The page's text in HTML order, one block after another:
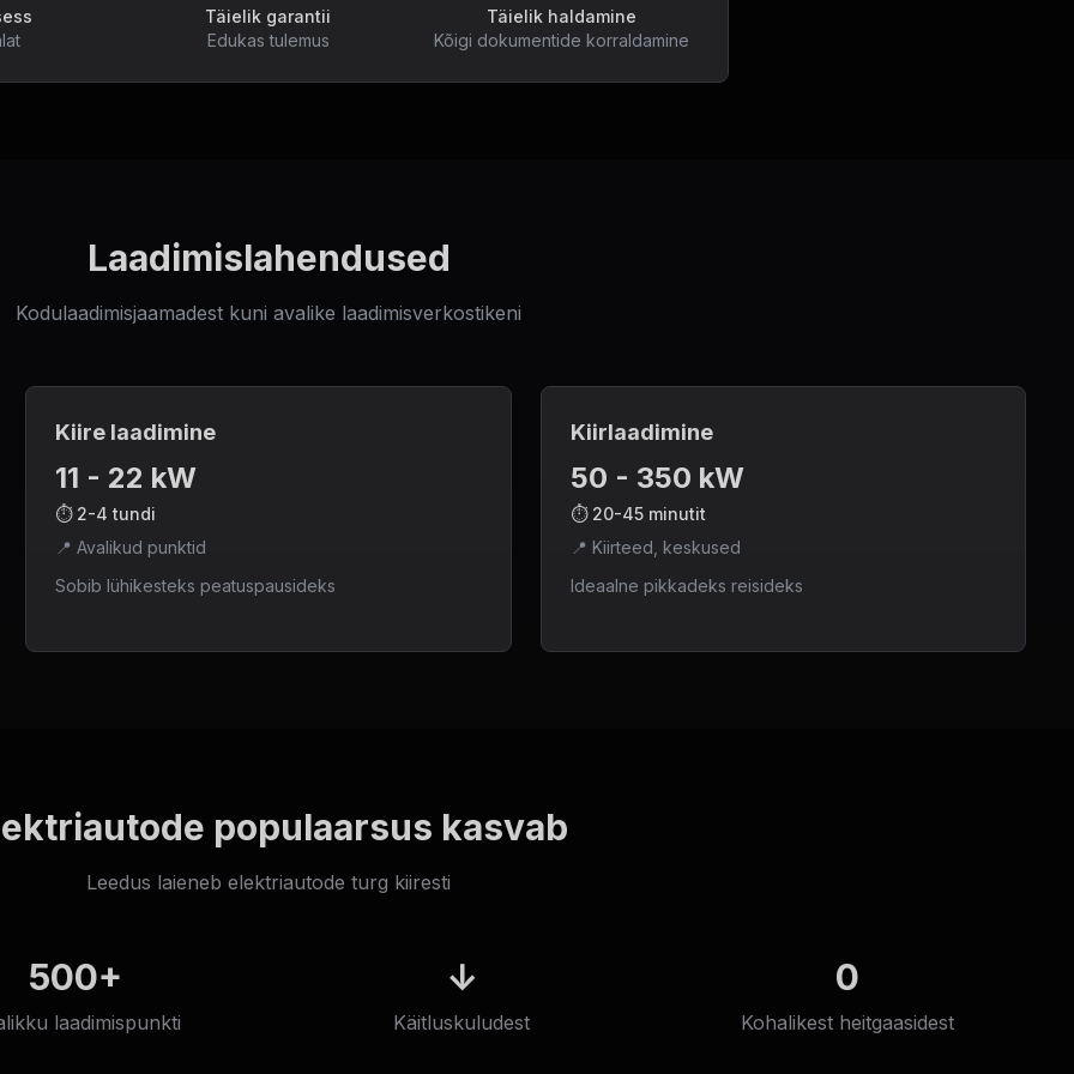
Täielik garantii
Edukas tulemus
Täielik haldamine
Kõigi dokumentide korraldamine
Laadimislahendused
Kodulaadimisjaamadest kuni avalike laadimisverkostikeni
Kiire laadimine
11 - 22 kW
⏱️ 2-4 tundi
📍Avalikud punktid
Sobib lühikesteks peatuspausideks
Kiirlaadimine
50 - 350 kW
⏱️ 20-45 minutit
📍 Kiirteed, keskused
Ideaalne pikkadeks reisideks
populaarsus kasvab
Leedus laieneb elektriautode turg kiiresti
500+
laadimispunkti
↓
Käitluskuludest
0
Kohalikest heitgaasidest